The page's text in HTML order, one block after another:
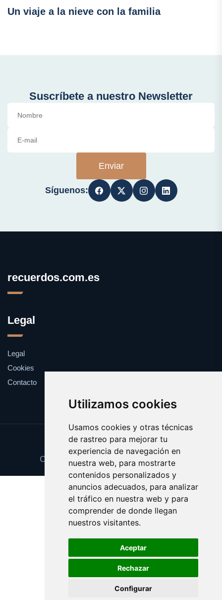
Utilizamos cookies
Usamos cookies y otras técnicas
de rastreo para mejorar tu
experiencia de navegación en
nuestra web, para mostrarte
contenidos personalizados y
anuncios adecuados, para analizar
el tráfico en nuestra web y para
comprender de donde llegan
nuestros visitantes.
Aceptar
Rechazar
Configurar
Un viaje a la nieve con la familia
Suscríbete a nuestro Newsletter
Enviar
Síguenos:
recuerdos.com.es
Legal
Legal
Cookies
Contacto
Update cookies preferences
Copyright © 2025 recuerdos.com.es